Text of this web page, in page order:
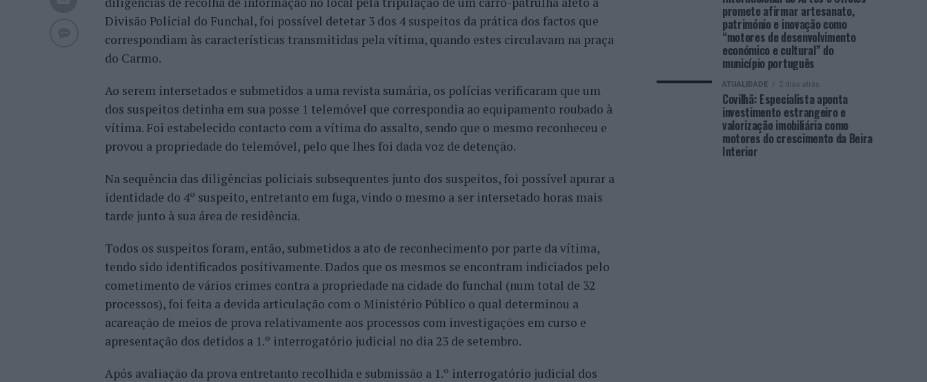
Divisão Policial do Funchal, foi possível detetar 3 dos 4 suspeitos da prática dos factos que
correspondiam às características transmitidas pela vítima, quando estes circulavam na praça
do Carmo.
Ao serem intersetados e submetidos a uma revista sumária, os polícias verificaram que um
dos suspeitos detinha em sua posse 1 telemóvel que correspondia ao equipamento roubado à
vítima. Foi estabelecido contacto com a vítima do assalto, sendo que o mesmo reconheceu e
provou a propriedade do telemóvel, pelo que lhes foi dada voz de detenção.
Na sequência das diligências policiais subsequentes junto dos suspeitos, foi possível apurar a
identidade do 4º suspeito, entretanto em fuga, vindo o mesmo a ser intersetado horas mais
tarde junto à sua área de residência.
Todos os suspeitos foram, então, submetidos a ato de reconhecimento por parte da vítima,
tendo sido identificados positivamente. Dados que os mesmos se encontram indiciados pelo
cometimento de vários crimes contra a propriedade na cidade do funchal (num total de 32
processos), foi feita a devida articulação com o Ministério Público o qual determinou a
acareação de meios de prova relativamente aos processos com investigações em curso e
apresentação dos detidos a 1.º interrogatório judicial no dia 23 de setembro.
Após avaliação da prova entretanto recolhida e submissão a 1.º interrogatório judicial dos
promete afirmar artesanato,
património e inovação como
“motores de desenvolvimento
económico e cultural” do
município português
ATUALIDADE 2 dias atrás
Covilhã: Especialista aponta
investimento estrangeiro e
valorização imobiliária como
motores do crescimento da Beira
Interior